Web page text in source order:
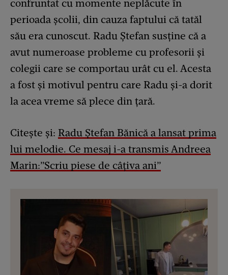
confruntat cu momente neplăcute în
perioada școlii, din cauza faptului că tatăl
său era cunoscut. Radu Ștefan susține că a
avut numeroase probleme cu profesorii și
colegii care se comportau urât cu el. Acesta
a fost și motivul pentru care Radu și-a dorit
la acea vreme să plece din țară.
Citește și: Radu Ștefan Bănică a lansat prima
lui melodie. Ce mesaj i-a transmis Andreea
Marin:”Scriu piese de câțiva ani”